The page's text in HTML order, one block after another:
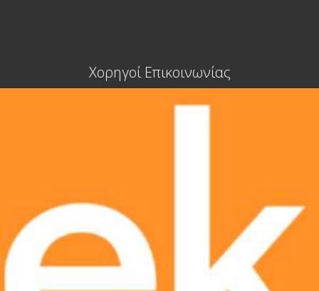
Χορηγοί Επικοινωνίας